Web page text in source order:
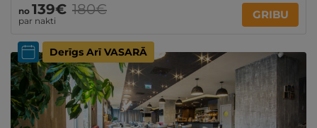
no 139€
par nakti
180€ GRIBU
Derīgs Arī VASARĀ